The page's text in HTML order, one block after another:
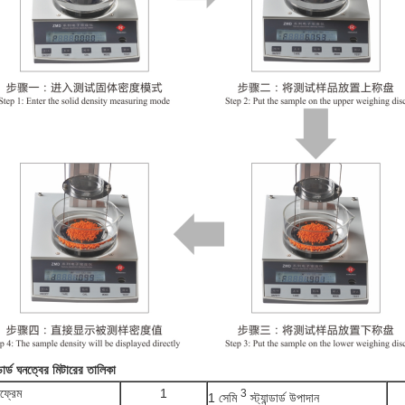
ঘনত্বের মিটারের তালিকা
1 1 সেমি 3 স্ট্যান্ডার্ড উপাদান